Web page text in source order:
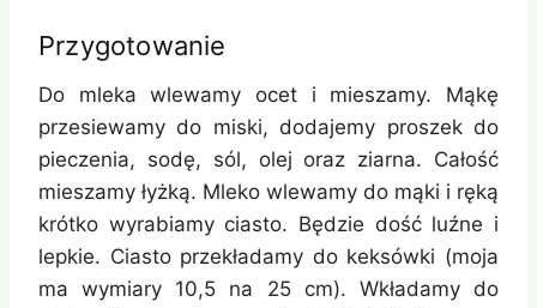
Przygotowanie
Do mleka wlewamy ocet i mieszamy. Mąkę
przesiewamy do miski, dodajemy proszek do
pieczenia, sodę, sól, olej oraz ziarna. Całość
mieszamy łyżką. Mleko wlewamy do mąki i ręką
krótko wyrabiamy ciasto. Będzie dość luźne i
lepkie. Ciasto przekładamy do keksówki (moja
ma wymiary 10,5 na 25 cm). Wkładamy do